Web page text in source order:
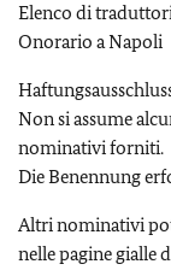
Elenco di
Onorario a Napoli
Non si assume
nominativi forniti.
Die Benennung
Altri nominativi
nelle pagine gialle